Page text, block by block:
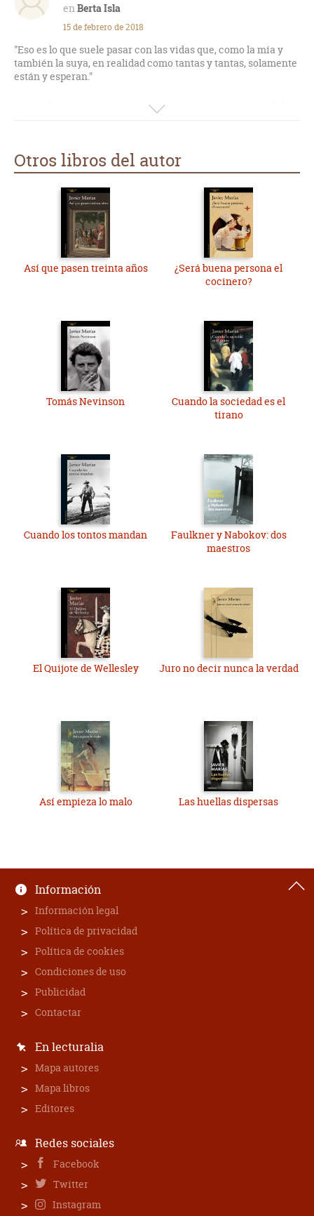
Berta Isla
15 de febrero de 2018
"Eso es lo que suele pasar con las vidas que, como la mía y
también la suya, en realidad como tantas y tantas, solamente
están y esperan."
Así acaba esta magnífica novela de Javier Marías, uno de los
autores de referencia sin duda en el panorama de la
Berta Isla y su padecimiento en su historia de amor y en su
vida al compartirla con su marido Tomás.
Un día la vida de Tomás cambia completamente al ser
víctima de un engaño para ser reclutado por los servicios
secretos británicos y por tanto la vida de Berta Isla también
lo hace, cambia y sufre y de que manera.
Me ha gustado mucho el libro, muy bueno.
Otros libros del autor
Así que pasen treinta años
¿Será buena persona el
cocinero?
Tomás Nevinson
Cuando la sociedad es el
tirano
Cuando los tontos mandan
Faulkner y Nabokov: dos
maestros
El Quijote de Wellesley Juro no decir nunca la verdad
Así empieza lo malo Las huellas dispersas
Información
Información legal
Política de privacidad
Política de cookies
Condiciones de uso
Publicidad
Contactar
En lecturalia
Mapa autores
Mapa libros
Editores
Redes sociales
Facebook
Twitter
Instagram